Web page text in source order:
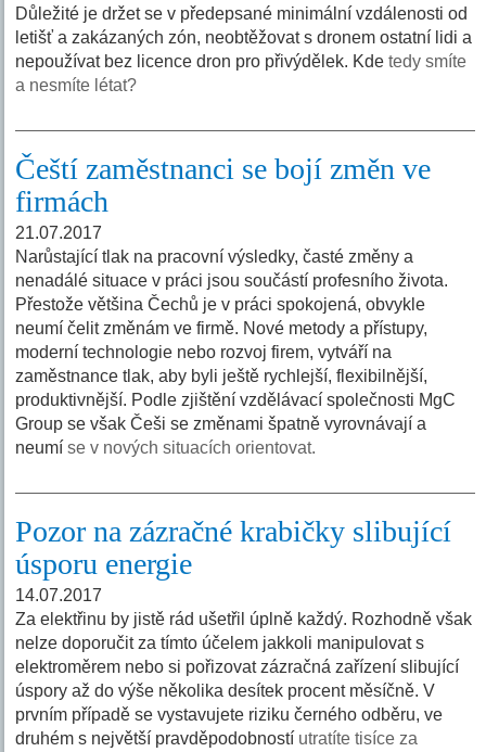
Důležité je držet se v předepsané minimální vzdálenosti od
letišť a zakázaných zón, neobtěžovat s dronem ostatní lidi a
nepoužívat bez licence dron pro přivýdělek. Kdetedy smíte
a nesmíte létat?
Čeští zaměstnanci se bojí změn ve
firmách
21.07.2017
Narůstající tlak na pracovní výsledky, časté změny a
nenadálé situace v práci jsou součástí profesního života.
Přestože většina Čechů je v práci spokojená, obvykle
neumí čelit změnám ve firmě. Nové metody a přístupy,
moderní technologie nebo rozvoj firem, vytváří na
zaměstnance tlak, aby byli ještě rychlejší, flexibilnější,
produktivnější. Podle zjištění vzdělávací společnosti MgC
Group se však Češi se změnami špatně vyrovnávají a
neumíse v nových situacích orientovat.
Pozor na zázračné krabičky slibující
úsporu energie
14.07.2017
Za elektřinu by jistě rád ušetřil úplně každý. Rozhodně však
nelze doporučit za tímto účelem jakkoli manipulovat s
elektroměrem nebo si pořizovat zázračná zařízení slibující
úspory až do výše několika desítek procent měsíčně. V
prvním případě se vystavujete riziku černého odběru, ve
druhém s největší pravděpodobností utratíte tisíce za